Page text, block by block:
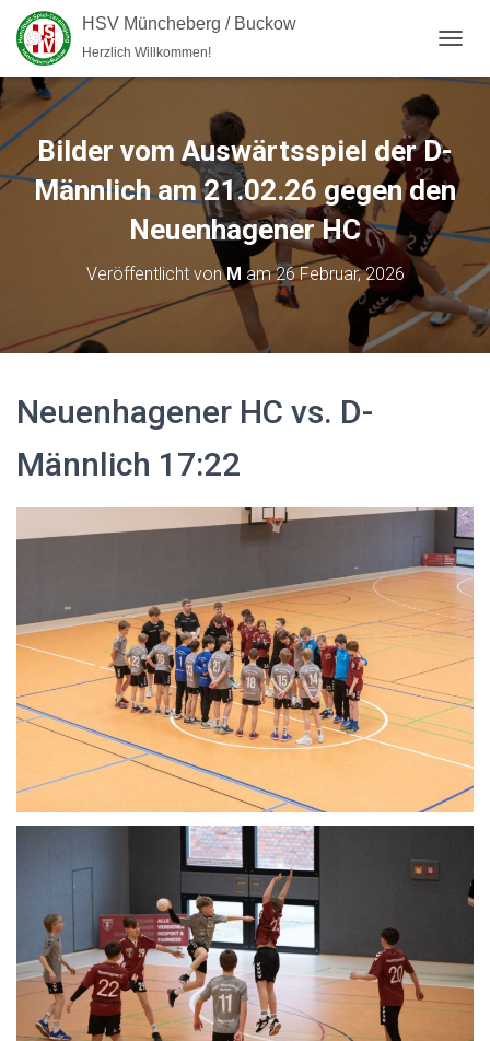
HSV Müncheberg / Buckow
Herzlich Willkommen!
Bilder vom Auswärtsspiel der D-
Männlich am 21.02.26 gegen den
Neuenhagener HC
Veröffentlicht vonM am26 Februar, 2026
Neuenhagener HC vs. D-
Männlich 17:22